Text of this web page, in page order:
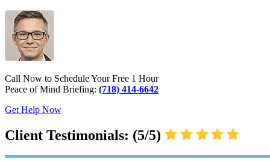
Call Now to Schedule Your Free 1 Hour
Peace of Mind Briefing: (718) 414-6642
Get Help Now
Client Testimonials: (5/5)